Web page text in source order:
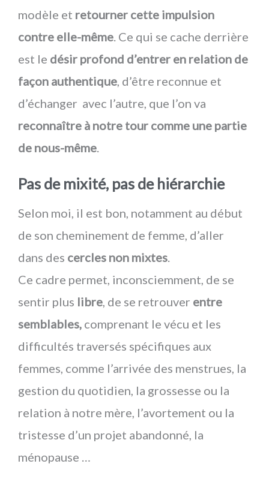
modèle et retourner cette impulsion
contre elle-même. Ce qui se cache derrière
est le désir profond d’entrer en relation de
façon authentique, d’être reconnue et
d’échanger avec l’autre, que l’on va
reconnaître à notre tour comme une partie
de nous-même.
Pas de mixité, pas de hiérarchie
Selon moi, il est bon, notamment au début
de son cheminement de femme, d’aller
dans des cercles non mixtes.
Ce cadre permet, inconsciemment, de se
sentir plus libre, de se retrouver entre
semblables, comprenant le vécu et les
difficultés traversés spécifiques aux
femmes, comme l’arrivée des menstrues, la
gestion du quotidien, la grossesse ou la
relation à notre mère, l’avortement ou la
tristesse d’un projet abandonné, la
ménopause …